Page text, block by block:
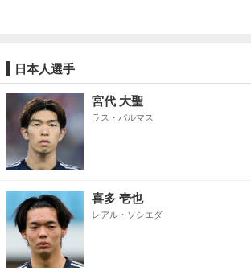
日本人選手
宮代 大聖
ラス・パルマス
喜多 壱也
レアル・ソシエダ